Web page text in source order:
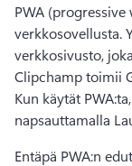
PWA
verkkosovellusta.
verkkosivusto,
Clipchamp toimii
Kun käytät
napsauttamalla
Entäpä PWA:n